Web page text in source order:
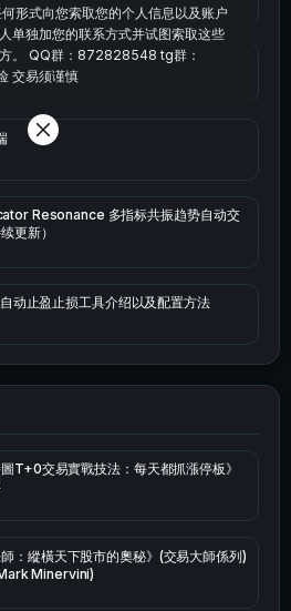
化的免费版本
Resonance 多指标共振趋势自动交
更新）
动止盈止损工具介绍以及配置方法
圖T+0交易實戰技法：每天都抓漲停板》
師：縱橫天下股市的奧秘》(交易大師係列)
Minervini)
形式向您索取您的个人信息以及账户
单独加您的联系方式并试图索取这些
。 QQ群：872828548 tg群：
交易须谨慎